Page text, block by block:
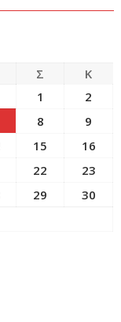
Σ
Κ
1
2
8
9
15
16
22
23
29
30